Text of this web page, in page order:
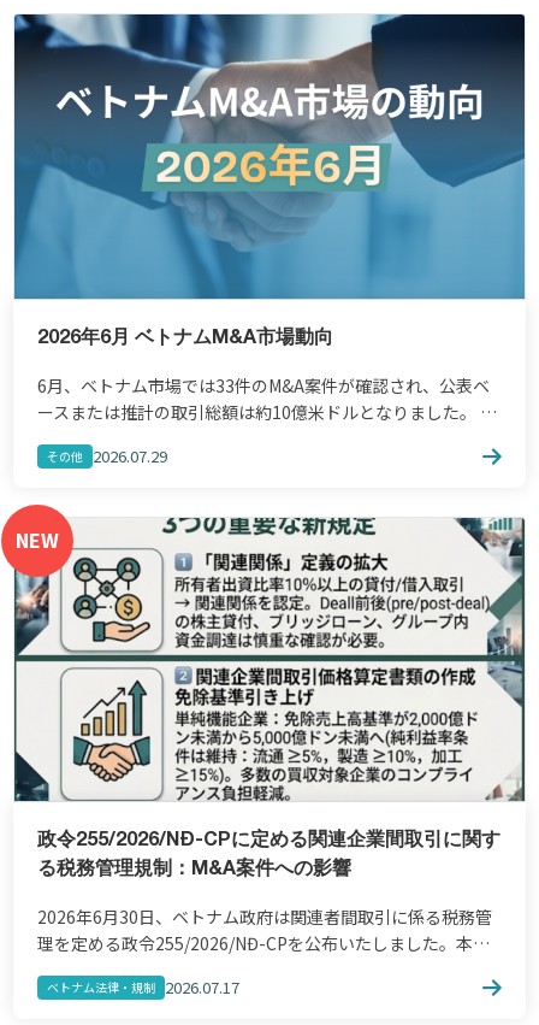
2026年6月 ベトナムM&A市場動向
6月、ベトナム市場では33件のM&A案件が確認され、公表ベ
ースまたは推計の取引総額は約10億米ドルとなりました。 注
エンジニアリングが取引件数で市場を牽引しま […]
その他 2026.07.29
NEW
政令255/2026/NĐ-CPに定める関連企業間取引に関す
る税務管理規制：M&A案件への影響
2026年6月30日、ベトナム政府は関連者間取引に係る税務管
理を定める政令255/2026/NĐ-CPを公布いたしました。本政
令は2026年7月1日より施行され、2026年度の法人税課税期
間から適用されます。 3つの改正 […]
ベトナム法律・規制 2026.07.17